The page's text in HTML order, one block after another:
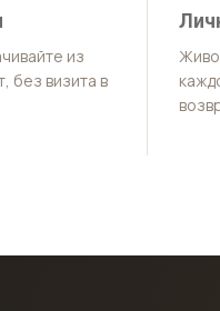
из
без визита в